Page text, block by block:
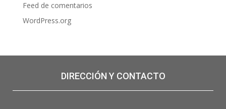
Feed de comentarios
WordPress.org
DIRECCIÓN Y CONTACTO